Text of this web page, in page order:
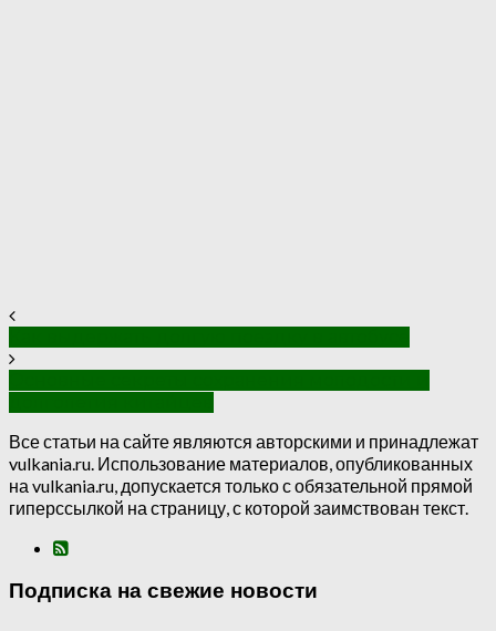
Все статьи на сайте являются авторскими и принадлежат
vulkania.ru. Использование материалов, опубликованных
на vulkania.ru, допускается только с обязательной прямой
гиперссылкой на страницу, с которой заимствован текст.
Подписка на свежие новости